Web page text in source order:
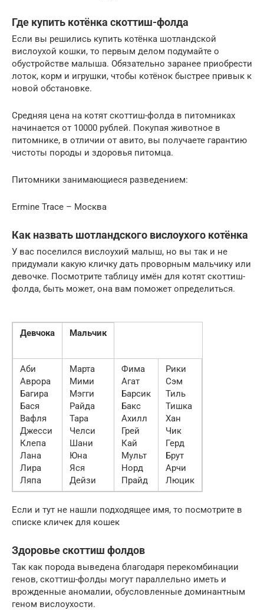
Где купить котёнка скоттиш-фолда
Если вы решились купить котёнка шотландской
вислоухой кошки, то первым делом подумайте о
обустройстве малыша. Обязательно заранее приобрести
лоток, корм и игрушки, чтобы котёнок быстрее привык к
новой обстановке.
Средняя цена на котят скоттиш-фолда в питомниках
начинается от 10000 рублей. Покупая животное в
питомнике, в отличии от авито, вы получаете гарантию
чистоты породы и здоровья питомца.
Питомники занимающиеся разведением:
Ermine Trace – Москва
Как назвать шотландского вислоухого котёнка
У вас поселился вислоухий малыш, но вы так и не
придумали какую кличку дать проворным мальчику или
девочке. Посмотрите таблицу имён для котят скоттиш-
фолда, быть может, она вам поможет определиться.
Девчока Мальчик
Аби
Аврора
Багира
Бася
Вафля
Джесси
Клепа
Лана
Лира
Ляпа
Марта
Мими
Мэгги
Райда
Тара
Челси
Шани
Юна
Яся
Дейзи
Фима
Агат
Барсик
Бакс
Ахилл
Грей
Кай
Мульт
Норд
Прайд
Рики
Сэм
Тиль
Тишка
Хан
Чик
Герд
Брут
Арчи
Люцик
Если и тут не нашли подходящее имя, то посмотрите в
списке кличек для кошек
Здоровье скоттиш фолдов
Так как порода выведена благодаря перекомбинации
генов, скоттиш-фолды могут параллельно иметь и
врожденные аномалии, обусловленные доминантным
геном вислоухости.